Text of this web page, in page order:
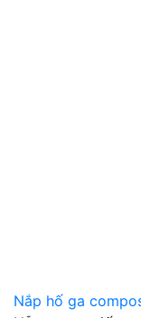
Nắp hố ga